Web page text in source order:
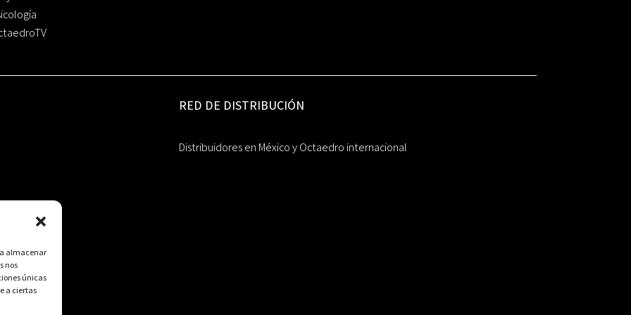
almacenar
nos
únicas
a ciertas
RED DE DISTRIBUCIÓN
Distribuidores en México y Octaedro internacional